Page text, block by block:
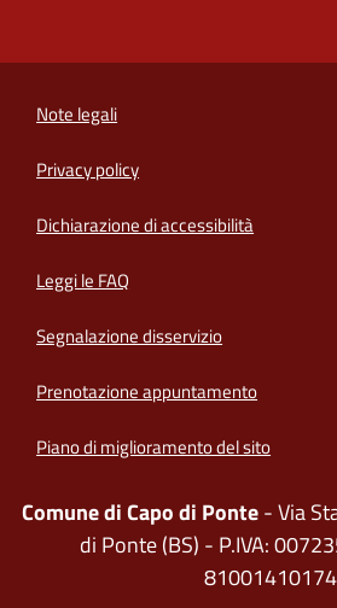
Note legali
Privacy policy
Dichiarazione di accessibilità
Leggi le FAQ
Segnalazione disservizio
Prenotazione appuntamento
Piano di miglioramento del sito
Comune di Capo di Ponte- Via
di Ponte (BS) - P.IVA:
81001410174